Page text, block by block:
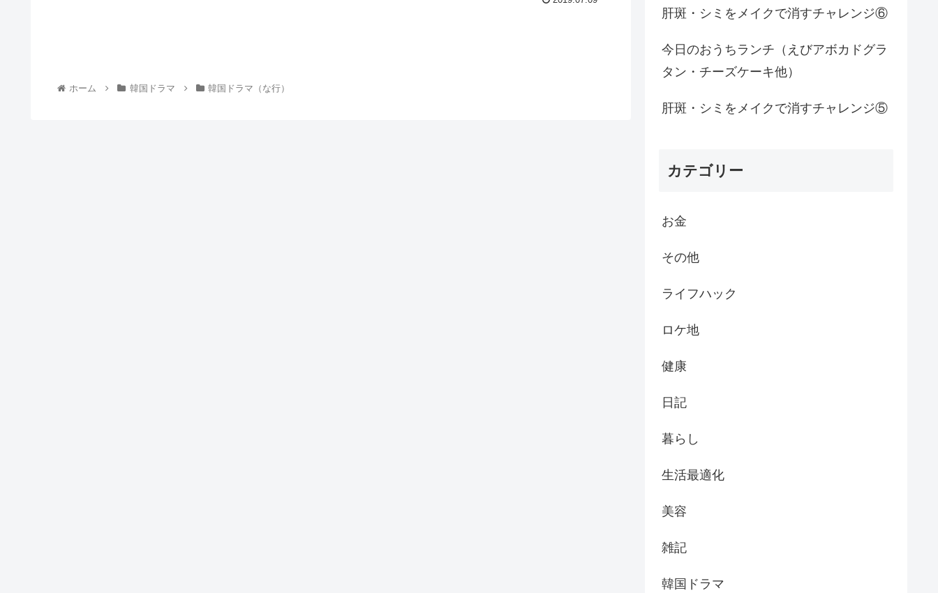
ホーム 韓国ドラマ 韓国ドラマ（な行）
肝斑・シミをメイクで消すチャレンジ⑥
今日のおうちランチ（えびアボカドグラ
タン・チーズケーキ他）
肝斑・シミをメイクで消すチャレンジ⑤
カテゴリー
お金
その他
ライフハック
ロケ地
健康
日記
暮らし
生活最適化
美容
雑記
韓国ドラマ